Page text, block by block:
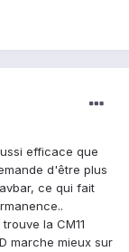
efficace que
d'être plus
ce qui fait
la CM11
marche mieux sur